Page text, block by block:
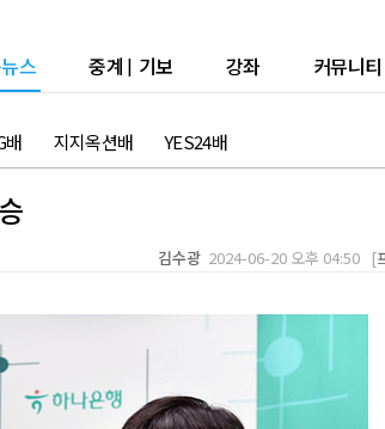
스 중계 | 기보 강좌 커뮤니티
배 지지옥션배 YES24배
김수광 2024-06-20 오후 04:50 [